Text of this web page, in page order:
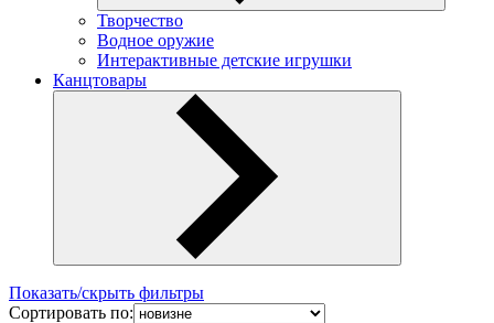
Творчество
Водное оружие
Интерактивные детские игрушки
Канцтовары
Показать/скрыть фильтры
Сортировать по: